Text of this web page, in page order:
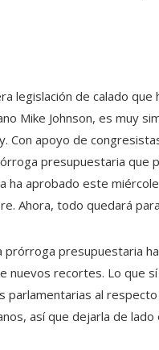
legislación de calado
Mike Johnson, es muy
Con apoyo de
presupuestaria que
ha aprobado este
Ahora, todo quedará
prórroga presupuestaria
nuevos recortes. Lo que
parlamentarias al
así que dejarla de